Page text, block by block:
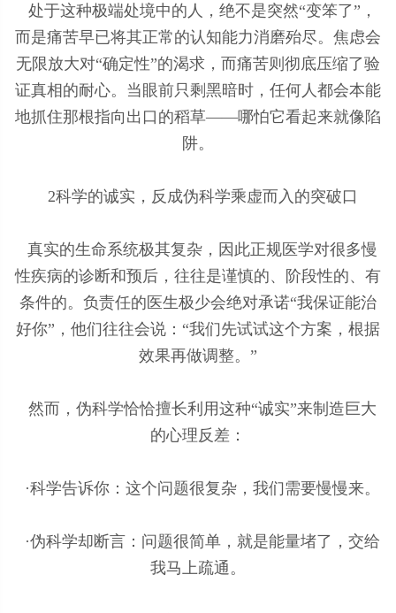
处于这种极端处境中的人，绝不是突然“变笨了”，
而是痛苦早已将其正常的认知能力消磨殆尽。焦虑会
无限放大对“确定性”的渴求，而痛苦则彻底压缩了验
证真相的耐心。当眼前只剩黑暗时，任何人都会本能
地抓住那根指向出口的稻草——哪怕它看起来就像陷
阱。
2科学的诚实，反成伪科学乘虚而入的突破口
真实的生命系统极其复杂，因此正规医学对很多慢
性疾病的诊断和预后，往往是谨慎的、阶段性的、有
条件的。负责任的医生极少会绝对承诺“我保证能治
好你”，他们往往会说：“我们先试试这个方案，根据
效果再做调整。”
然而，伪科学恰恰擅长利用这种“诚实”来制造巨大
的心理反差：
·科学告诉你：这个问题很复杂，我们需要慢慢来。
·伪科学却断言：问题很简单，就是能量堵了，交给
我马上疏通。